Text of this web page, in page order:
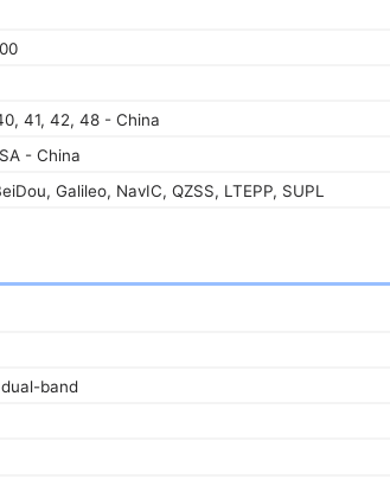
41, 42, 48 - China
- China
Galileo, NavIC, QZSS, LTEPP, SUPL
band